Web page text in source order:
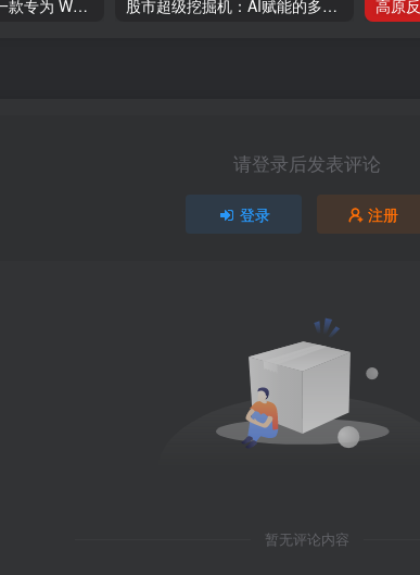
Core AI Power – 一款专为 WordPress 设计的 AI 增强插件 股市超级挖掘机：AI赋能的多维度投资分析工具
请登录后发表评论
登录 注册
暂无评论内容